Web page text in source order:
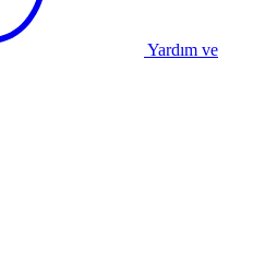
Yardım ve